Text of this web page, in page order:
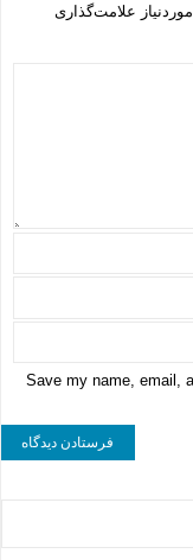
علامت‌گذاری
Save my name, email,